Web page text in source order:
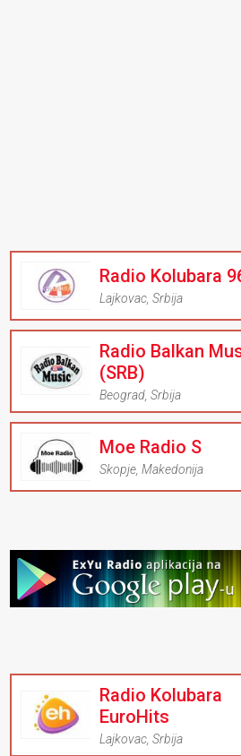
Radio Kolubara
Lajkovac ,Srbija
Radio Balkan
(SRB)
Beograd ,Srbija
Moe Radio S
Skopje ,Makedonija
Radio Kolubara
EuroHits
Lajkovac ,Srbija